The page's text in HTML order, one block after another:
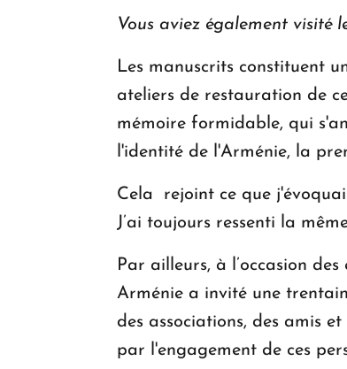
Vous aviez également visité
Les manuscrits constituent
ateliers de restauration de
mémoire formidable, qui
l'identité de l'Arménie, la
Cela rejoint ce que
J’ai toujours ressenti la
Par ailleurs, à l’occasion
Arménie a invité une
des associations, des amis
par l'engagement de ces